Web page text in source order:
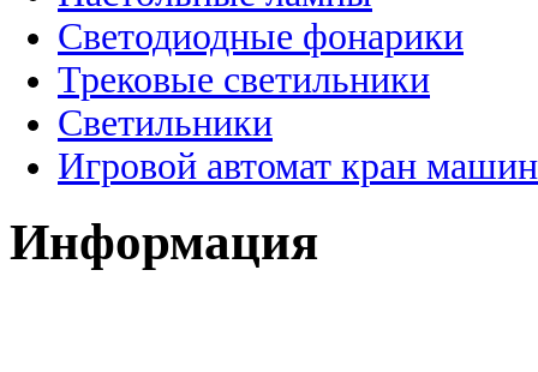
Светодиодные фонарики
Трековые светильники
Светильники
Игровой автомат кран
Информация